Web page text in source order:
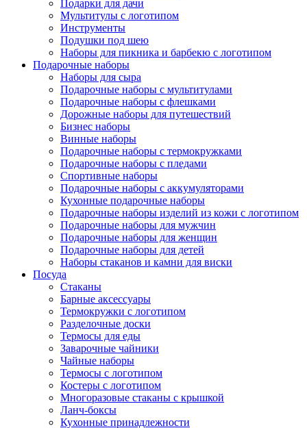
Подарки для дачи
Мультитулы с логотипом
Инструменты
Подушки под шею
Наборы для пикника и барбекю с логотипом
Подарочные наборы
Наборы для сыра
Подарочные наборы с мультитулами
Подарочные наборы с флешками
Дорожные наборы для путешествий
Бизнес наборы
Винные наборы
Подарочные наборы с термокружками
Подарочные наборы с пледами
Спортивные наборы
Подарочные наборы с аккумуляторами
Кухонные подарочные наборы
Подарочные наборы изделий из кожи с логотипом
Подарочные наборы для мужчин
Подарочные наборы для женщин
Подарочные наборы для детей
Наборы стаканов и камни для виски
Посуда
Стаканы
Барные аксессуары
Термокружки с логотипом
Разделочные доски
Термосы для еды
Заварочные чайники
Чайные наборы
Термосы с логотипом
Костеры с логотипом
Многоразовые стаканы с крышкой
Ланч-боксы
Кухонные принадлежности
Нажмите, чтобы увеличить